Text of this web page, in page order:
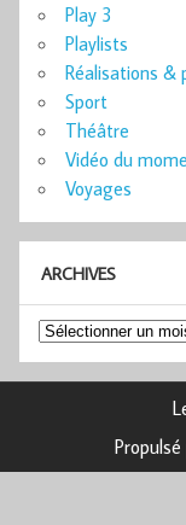
Play 3
Playlists
Réalisations &
Sport
Théâtre
Vidéo du
Voyages
ARCHIVES
Archives